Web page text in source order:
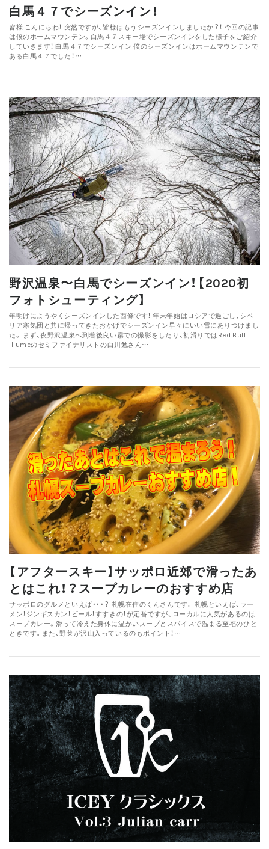
白馬４７でシーズンイン！
皆様こんにちわ！ 突然ですが、皆様はもうシーズンインしましたか？！ 今回の記事
は僕のホームマウンテン。白馬４７スキー場でシーズンインをした様子をご紹介
していきます！ 白馬４７でシーズンイン 僕のシーズンインはホームマウンテンで
ある白馬４７でした！…
野沢温泉〜白馬でシーズンイン！【2020初
フォトシューティング】
年明けにようやくシーズンインした西條です！ 年末年始はロシアで過ごし、シベ
リア寒気団と共に帰ってきたおかげでシーズンイン早々にいい雪にありつけまし
た。 まず、夜野沢温泉へ到着後良い霧での撮影をしたり、初滑りではRed Bull
Illumeのセミファイナリストの白川勉さん…
【アフタースキー】サッポロ近郊で滑ったあ
とはこれ！？スープカレーのおすすめ店
サッポロのグルメといえば・・・？ 札幌在住のくんさんです。 札幌といえば、ラー
メン！ジンギスカン！ビール！すすきの！が定番ですが、ローカルに人気があるのは
スープカレー。滑って冷えた身体に温かいスープとスパイスで温まる至福のひと
ときです。また、野菜が沢山入っているのもポイント！…